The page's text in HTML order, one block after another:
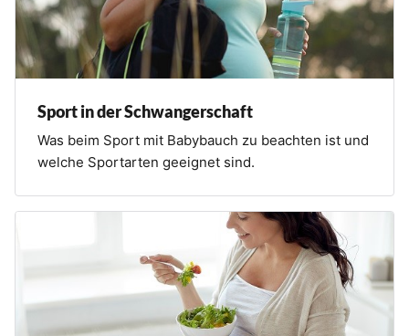
o
Sport in der Schwangerschaft
Was beim Sport mit Babybauch zu beachten ist und
welche Sportarten geeignet sind.